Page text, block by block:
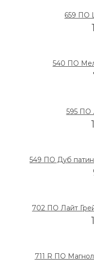
659 ПО
540 ПО
595 ПО
549 ПО Дуб
702 ПО Лайт
711 R ПО